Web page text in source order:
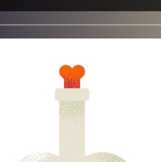
רומנטיים שבהם יזיזות
ומשם תוך דקה וחצי כבר
פחות הוליווד ורבה יותר
מה זה באמת יזיזות, איך
שורדים את כל הרגעים